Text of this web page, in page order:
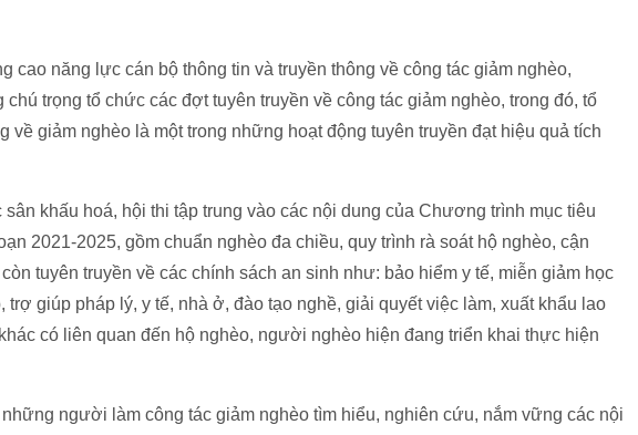
cao năng lực cán bộ thông tin và truyền thông về công tác giảm nghèo,
trọng tổ chức các đợt tuyên truyền về công tác giảm nghèo, trong đó, tổ
về giảm nghèo là một trong những hoạt động tuyên truyền đạt hiệu quả tích
khấu hoá, hội thi tập trung vào các nội dung của Chương trình mục tiêu
2021-2025, gồm chuẩn nghèo đa chiều, quy trình rà soát hộ nghèo, cận
tuyên truyền về các chính sách an sinh như: bảo hiểm y tế, miễn giảm học
trợ giúp pháp lý, y tế, nhà ở, đào tạo nghề, giải quyết việc làm, xuất khẩu lao
có liên quan đến hộ nghèo, người nghèo hiện đang triển khai thực hiện
người làm công tác giảm nghèo tìm hiểu, nghiên cứu, nắm vững các nội